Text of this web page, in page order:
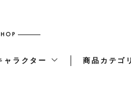
ャラクター 商品カテゴ